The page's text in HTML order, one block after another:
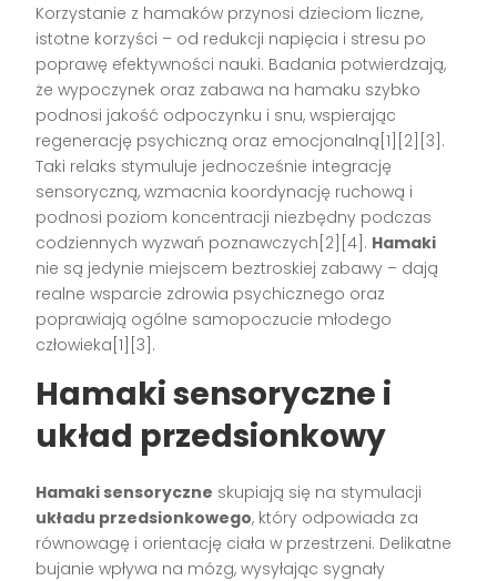
Korzystanie z hamaków przynosi dzieciom liczne,
istotne korzyści – od redukcji napięcia i stresu po
poprawę efektywności nauki. Badania potwierdzają,
że wypoczynek oraz zabawa na hamaku szybko
podnosi jakość odpoczynku i snu, wspierając
regenerację psychiczną oraz emocjonalną[1][2][3].
Taki relaks stymuluje jednocześnie integrację
sensoryczną, wzmacnia koordynację ruchową i
podnosi poziom koncentracji niezbędny podczas
codziennych wyzwań poznawczych[2][4]. Hamaki
nie są jedynie miejscem beztroskiej zabawy – dają
realne wsparcie zdrowia psychicznego oraz
poprawiają ogólne samopoczucie młodego
człowieka[1][3].
Hamaki sensoryczne i
układ przedsionkowy
Hamaki sensoryczne skupiają się na stymulacji
układu przedsionkowego, który odpowiada za
równowagę i orientację ciała w przestrzeni. Delikatne
bujanie wpływa na mózg, wysyłając sygnały